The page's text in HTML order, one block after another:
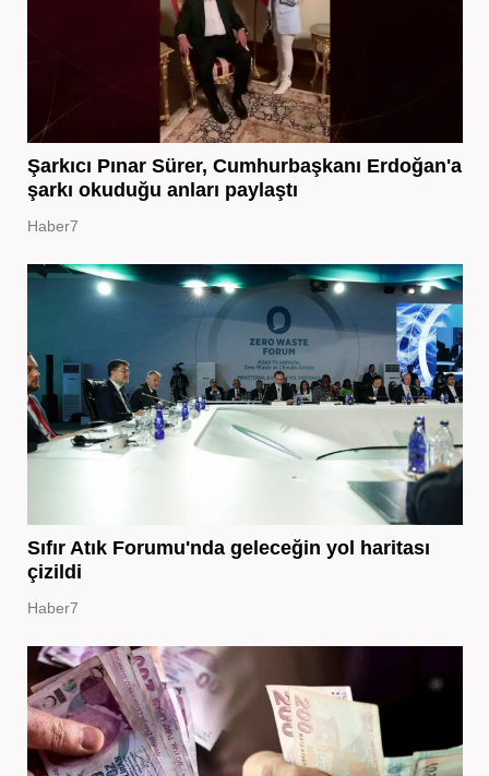
Şarkıcı Pınar Sürer, Cumhurbaşkanı Erdoğan'a
şarkı okuduğu anları paylaştı
Haber7
Sıfır Atık Forumu'nda geleceğin yol haritası
çizildi
Haber7